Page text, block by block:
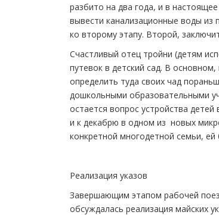
разбито на два года, и в
вывести канализационные воды
ко второму этапу. Второй,
Счастливый отец тройни (детям
путевок в детский сад. В
определить туда своих чад
дошкольными образовательными
остается вопрос устройства
и к декабрю в одном из новых
конкретной многодетной семьи,
Реализация указов
Завершающим этапом рабочей
обсуждалась реализация майских